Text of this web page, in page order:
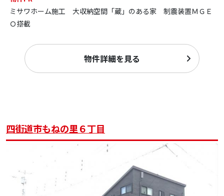
ミサワホーム施工 大収納空間「蔵」のある家 制震装置ＭＧＥ
Ｏ搭載
物件詳細を見る
四街道市もねの里６丁目